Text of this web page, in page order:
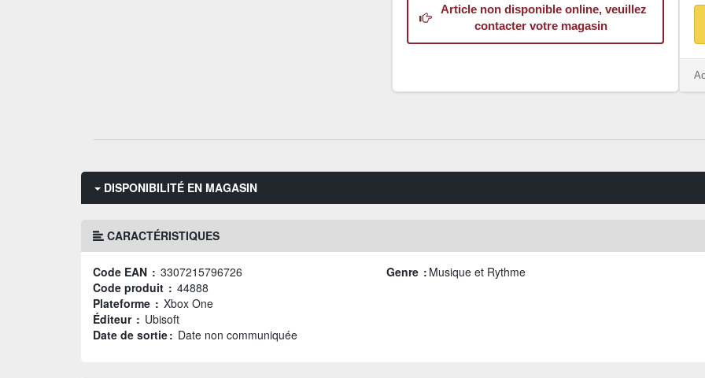
Article non disponible online, veuillez
contacter votre magasin
DISPONIBILITÉ EN MAGASIN
CARACTÉRISTIQUES
Code EAN : 3307215796726
Code produit : 44888
Plateforme : Xbox One
Éditeur : Ubisoft
Date de sortie : Date non communiquée
Genre : Musique et Rythme